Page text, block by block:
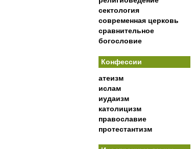
сектология
современная церковь
сравнительное
богословие
Конфессии
атеизм
ислам
иудаизм
католицизм
православие
протестантизм